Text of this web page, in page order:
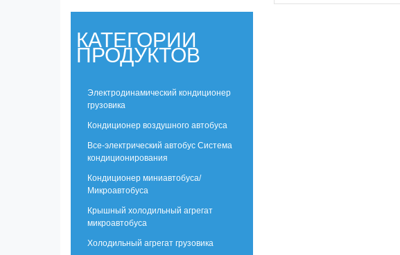
КАТЕГОРИИ
ПРОДУКТОВ
Электродинамический кондиционер
грузовика
Кондиционер воздушного автобуса
Все-электрический автобус Система
кондиционирования
Кондиционер миниавтобуса/
Микроавтобуса
Крышный холодильный агрегат
микроавтобуса
Холодильный агрегат грузовика